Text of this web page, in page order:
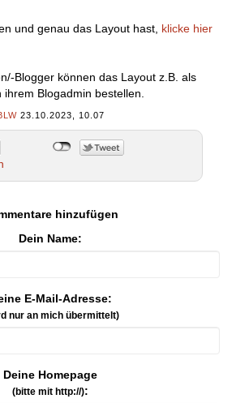
und genau das Layout hast, klicke hier
Blogger können das Layout z.B. als
Blogadmin bestellen.
23.10.2023, 10.07
hinzufügen
Dein Name:
E-Mail-Adresse:
nur an mich übermittelt)
Deine Homepage
(bitte mit http://):